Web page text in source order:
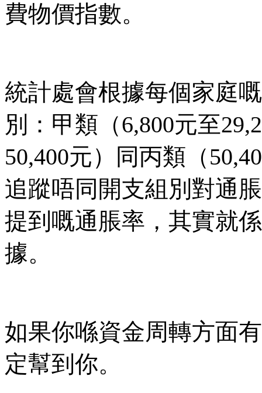
費物價指數。
統計處會根據每個家庭
別：甲類（6,800元至
50,400元）同丙類（
追蹤唔同開支組別對通
提到嘅通脹率，其實就
據。
如果你喺資金周轉方面
定幫到你。